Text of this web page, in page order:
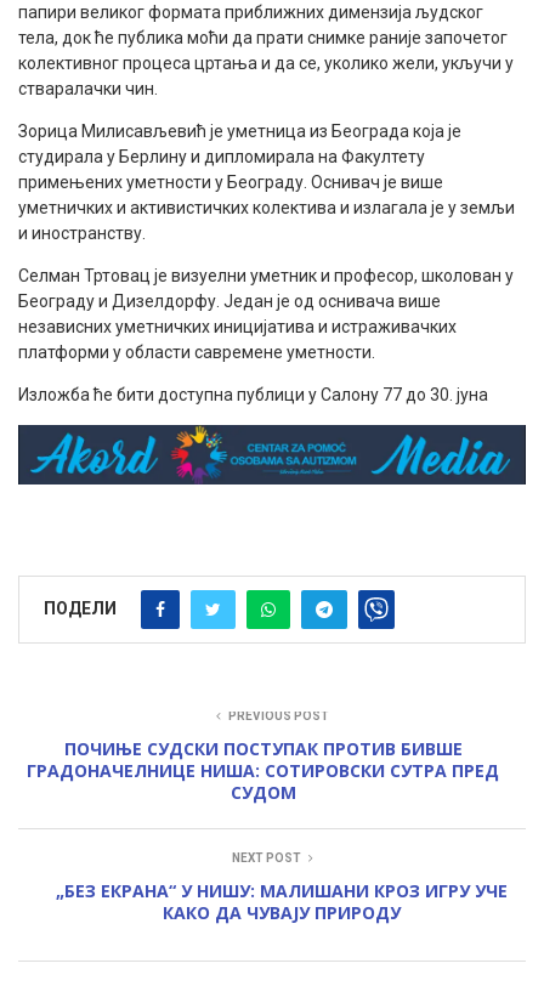
папири великог формата приближних димензија људског
тела, док ће публика моћи да прати снимке раније започетог
колективног процеса цртања и да се, уколико жели, укључи у
стваралачки чин.
Зорица Милисављевић је уметница из Београда која је
студирала у Берлину и дипломирала на Факултету
примењених уметности у Београду. Оснивач је више
уметничких и активистичких колектива и излагала је у земљи
и иностранству.
Селман Тртовац је визуелни уметник и професор, школован у
Београду и Дизелдорфу. Један је од оснивача више
независних уметничких иницијатива и истраживачких
платформи у области савремене уметности.
Изложба ће бити доступна публици у Салону 77 до 30. јуна
ПОДЕЛИ
PREVIOUS POST
ПОЧИЊЕ СУДСКИ ПОСТУПАК ПРОТИВ БИВШЕ
ГРАДОНАЧЕЛНИЦЕ НИША: СОТИРОВСКИ СУТРА ПРЕД
СУДОМ
NEXT POST
„БЕЗ ЕКРАНА“ У НИШУ: МАЛИШАНИ КРОЗ ИГРУ УЧЕ
КАКО ДА ЧУВАЈУ ПРИРОДУ